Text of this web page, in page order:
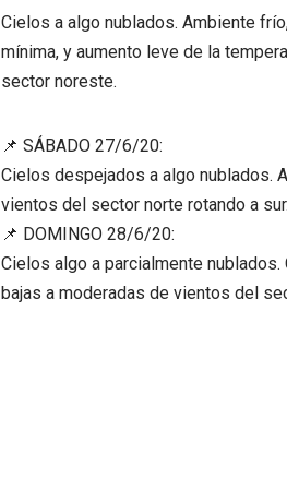
Cielos a algo nublados. Ambiente
mínima, y aumento leve de la
sector noreste.
📌 SÁBADO 27/6/20:
Cielos despejados a algo nublados.
vientos del sector norte rotando a sur.
📌 DOMINGO 28/6/20:
Cielos algo a parcialmente
bajas a moderadas de vientos del